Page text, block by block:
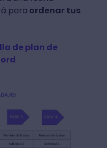
para ordenar tus
de plan de